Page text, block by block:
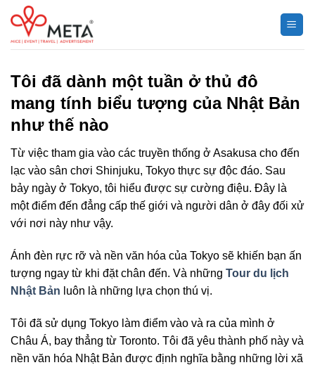
Chuyển
đến
nội
Tôi đã dành một tuần ở thủ đô
mang tính biểu tượng của Nhật Bản
như thế nào
Từ việc tham gia vào các truyền thống ở Asakusa cho đến
lạc vào sân chơi Shinjuku, Tokyo thực sự độc đáo. Sau
bảy ngày ở Tokyo, tôi hiểu được sự cường điệu. Đây là
một điểm đến đẳng cấp thế giới và người dân ở đây đối xử
với nơi này như vậy.
Ánh đèn rực rỡ và nền văn hóa của Tokyo sẽ khiến bạn ấn
tượng ngay từ khi đặt chân đến. Và những Tour du lịch
Nhật Bản luôn là những lựa chọn thú vị.
Tôi đã sử dụng Tokyo làm điểm vào và ra của mình ở
Châu Á, bay thẳng từ Toronto. Tôi đã yêu thành phố này và
nền văn hóa Nhật Bản được định nghĩa bằng những lời xã